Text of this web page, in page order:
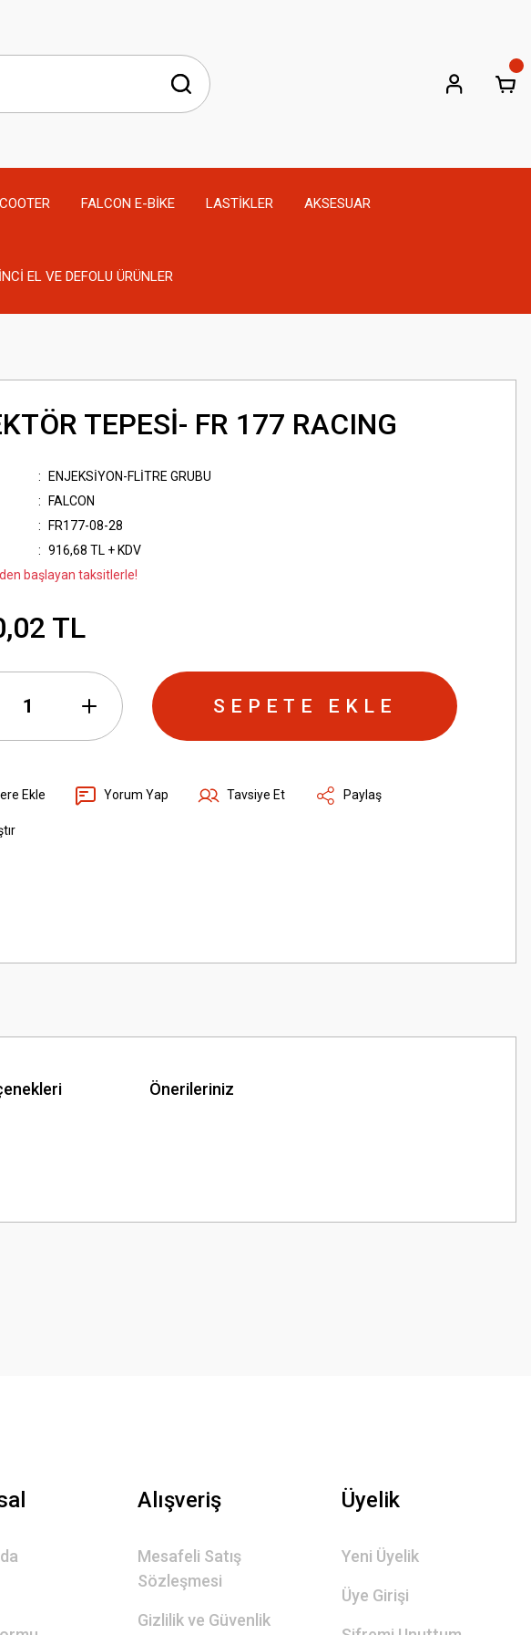
FALCON E-BİKE LASTİKLER AKSESUAR
EL VE DEFOLU ÜRÜNLER
TEPESİ- FR 177 RACING
ENJEKSİYON-FLİTRE GRUBU
FALCON
FR177-08-28
916,68 TL + KDV
başlayan taksitlerle!
TL
SEPETE EKLE
Yorum Yap Tavsiye Et Paylaş
Önerileriniz
Alışveriş
Mesafeli Satış
Sözleşmesi
Gizlilik ve Güvenlik
Üyelik
Yeni Üyelik
Üye Girişi